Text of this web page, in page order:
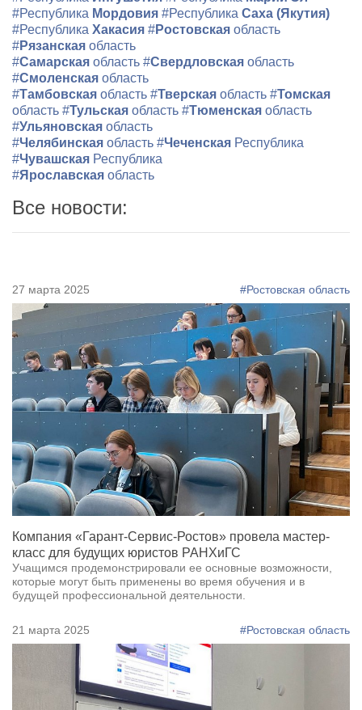
#Республика Мордовия #Республика Саха (Якутия)
#Республика Хакасия #Ростовская область
#Рязанская область
#Самарская область #Свердловская область
#Смоленская область
#Тамбовская область #Тверская область #Томская
область #Тульская область #Тюменская область
#Ульяновская область
#Челябинская область #Чеченская Республика
#Чувашская Республика
#Ярославская область
Все новости:
27 марта 2025 #Ростовская область
Компания «Гарант-Сервис-Ростов» провела мастер-
класс для будущих юристов РАНХиГС
Учащимся продемонстрировали ее основные возможности,
которые могут быть применены во время обучения и в
будущей профессиональной деятельности.
21 марта 2025 #Ростовская область